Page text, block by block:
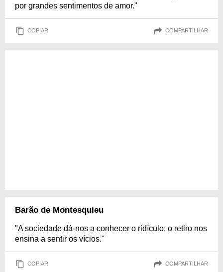
por grandes sentimentos de amor."
COPIAR COMPARTILHAR
Barão de Montesquieu
"A sociedade dá-nos a conhecer o ridículo; o retiro nos
ensina a sentir os vícios."
COPIAR COMPARTILHAR